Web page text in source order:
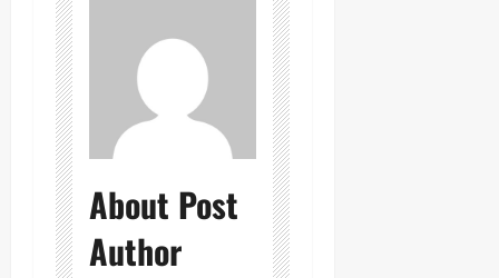
About Post
Author